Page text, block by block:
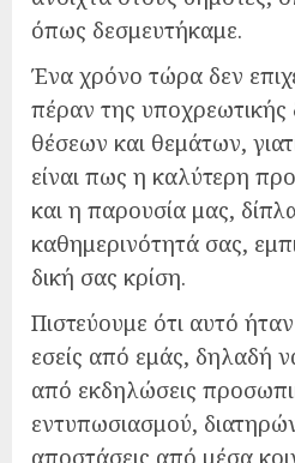
όπως δεσμευτήκαμε.
Ένα χρόνο τώρα δεν
πέραν της υποχρεωτικής
θέσεων και θεμάτων,
είναι πως η καλύτερη
και η παρουσία μας,
καθημερινότητά σας,
δική σας κρίση.
Πιστεύουμε ότι αυτό
εσείς από εμάς, δηλαδή
από εκδηλώσεις
εντυπωσιασμού,